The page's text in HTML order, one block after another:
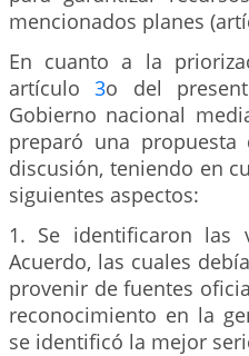
mencionados planes
En cuanto a la
artículo3o del
Gobierno nacional
preparó una
discusión, teniendo en
siguientes aspectos:
1. Se identificaron las
Acuerdo, las cuales
provenir de fuentes
reconocimiento en la
se identificó la mejor